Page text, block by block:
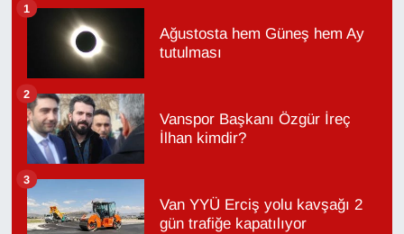
Ağustosta hem Güneş hem Ay
tutulması
1
Vanspor Başkanı Özgür İreç
İlhan kimdir?
2
Van YYÜ Erciş yolu kavşağı 2
gün trafiğe kapatılıyor
3